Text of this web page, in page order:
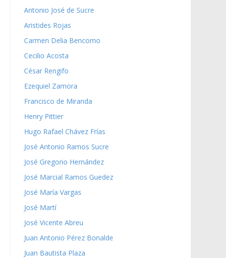
Antonio José de Sucre
Aristides Rojas
Carmen Delia Bencomo
Cecilio Acosta
César Rengifo
Ezequiel Zamora
Francisco de Miranda
Henry Pittier
Hugo Rafael Chávez Frías
José Antonio Ramos Sucre
José Gregorio Hernández
José Marcial Ramos Guedez
José María Vargas
José Martí
José Vicente Abreu
Juan Antonio Pérez Bonalde
Juan Bautista Plaza